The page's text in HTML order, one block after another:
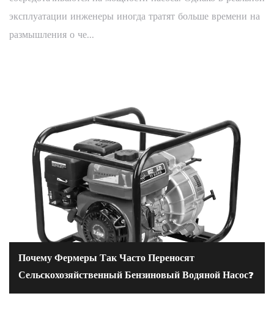
эксплуатации инженеры иногда тратят больше времени на
размышления о че...
Почему Фермеры Так Часто Переносят
Сельскохозяйственный Бензиновый Водяной Насос?